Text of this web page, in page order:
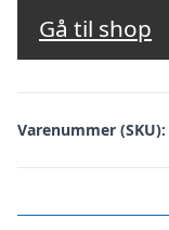
Gå til shop
Varenummer (SKU):